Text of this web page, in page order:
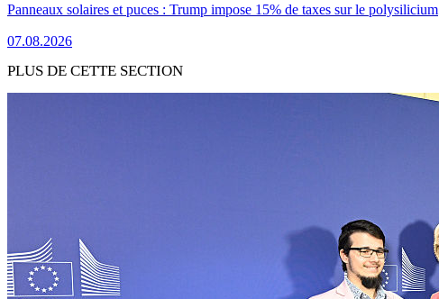
Panneaux solaires et puces : Trump impose 15% de taxes sur le polysilicium
07.08.2026
PLUS DE CETTE SECTION